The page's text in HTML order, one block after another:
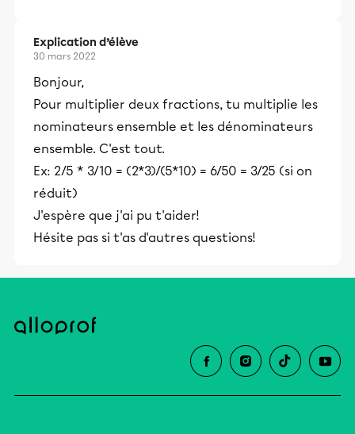
Explication d’élève
30 mars 2022
Bonjour,
Pour multiplier deux fractions, tu multiplie les
nominateurs ensemble et les dénominateurs
ensemble. C'est tout.
Ex: 2/5 * 3/10 = (2*3)/(5*10) = 6/50 = 3/25 (si on
réduit)
J'espère que j'ai pu t'aider!
Hésite pas si t'as d'autres questions!